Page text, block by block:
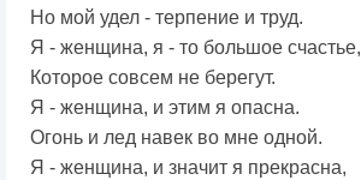
Но мой удел - терпение и труд.
Я - женщина, я - то большое счастье,
Которое совсем не берегут.
Я - женщина, и этим я опасна.
Огонь и лед навек во мне одной.
Я - женщина, и значит я прекрасна,